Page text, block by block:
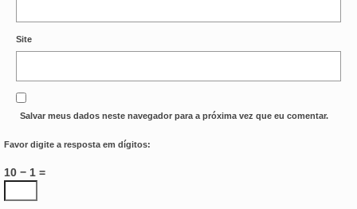
SOLIDARIEDADE
Site
Salvar meus dados neste navegador para a próxima vez que eu comentar.
Favor digite a resposta em dígitos:
10 − 1 =